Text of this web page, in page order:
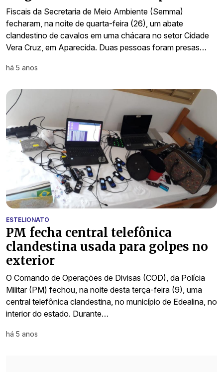
Fiscais da Secretaria de Meio Ambiente (Semma)
fecharam, na noite de quarta-feira (26), um abate
clandestino de cavalos em uma chácara no setor Cidade
Vera Cruz, em Aparecida. Duas pessoas foram presas…
há 5 anos
ESTELIONATO
PM fecha central telefônica
clandestina usada para golpes no
exterior
O Comando de Operações de Divisas (COD), da Polícia
Militar (PM) fechou, na noite desta terça-feira (9), uma
central telefônica clandestina, no município de Edealina, no
interior do estado. Durante…
há 5 anos